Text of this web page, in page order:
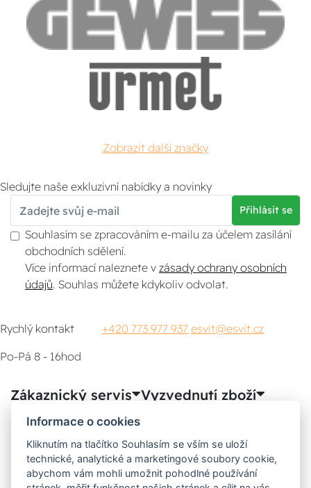
Zobrazit další značky
Sledujte naše exkluzivní nabídky a novinky
Přihlásit se
Souhlasím se zpracováním e-mailu za účelem zasílání
obchodních sdělení.
Více informací naleznete v zásady ochrany osobních
údajů . Souhlas můžete kdykoliv odvolat.
Rychlý kontakt +420 773 977 937 esvit@esvit.cz
Po-Pá 8 - 16hod
Zákaznický servis Vyzvednutí zboží
Poradna
Možnosti dopravy
Informace o cookies
Kliknutím na tlačítko Souhlasím se vším se uloží
technické, analytické a marketingové soubory cookie,
abychom vám mohli umožnit pohodlné používání